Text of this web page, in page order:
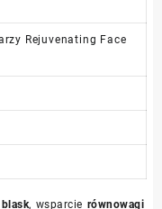
Rejuvenating Face
blask, wsparcie równowagi